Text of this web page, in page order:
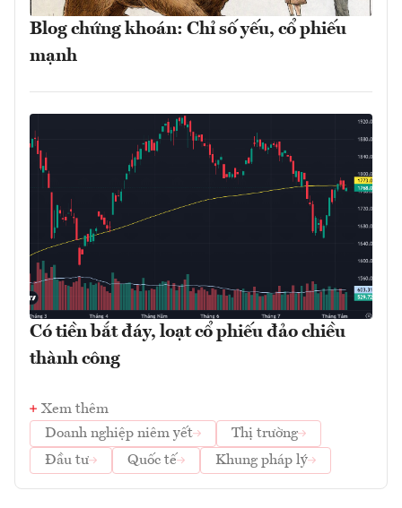
Blog chứng khoán: Chỉ số yếu, cổ phiếu
mạnh
Có tiền bắt đáy, loạt cổ phiếu đảo chiều
thành công
Xem thêm
Doanh nghiệp niêm yết
Thị trường
Đầu tư
Quốc tế Khung pháp lý